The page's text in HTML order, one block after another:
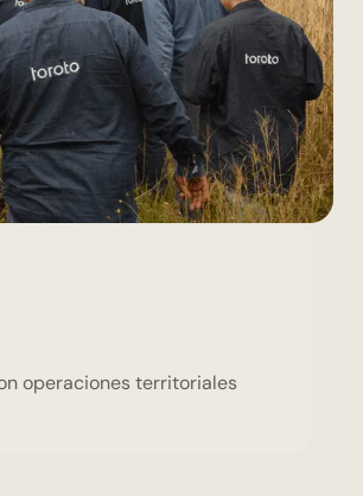
operaciones territoriales